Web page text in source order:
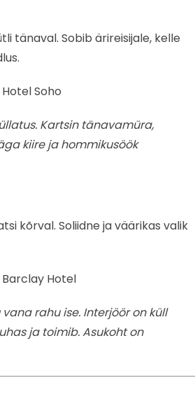
tänaval. Sobib ärireisijale, kelle
Soho
Kartsin tänavamüra,
kiire ja hommikusöök
kõrval. Soliidne ja väärikas valik
Barclay Hotel
rahu ise. Interjöör on küll
ja toimib. Asukoht on